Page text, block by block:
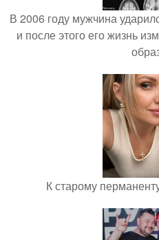
В 2006 году мужчина
и после этого его жизнь
К старому